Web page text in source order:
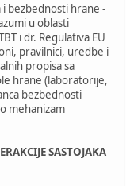
bezbednosti hrane -
u oblasti
i dr. Regulativa EU
pravilnici, uredbe i
propisa sa
hrane (laboratorije,
bezbednosti
mehanizam
SASTOJAKA